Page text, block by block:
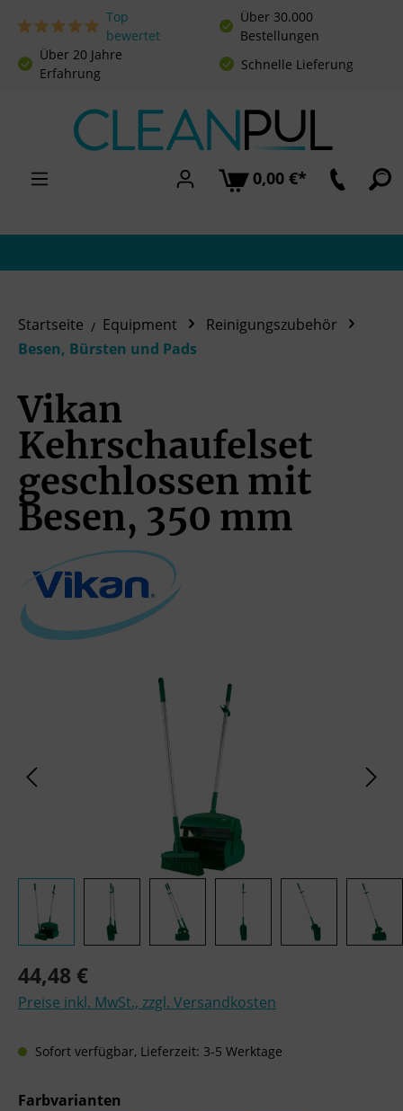
Zum Hauptinhalt springen
Top
bewertet
Über 30.000
Bestellungen
Über 20 Jahre
Erfahrung
Schnelle Lieferung
0,00 €*
Startseite Equipment
Reinigungszubehör
Besen, Bürsten und Pads
Vikan
Kehrschaufelset
geschlossen mit
Besen, 350 mm
Bildergalerie überspringen
Regulärer Preis:
44,48 €
Preise inkl. MwSt., zzgl. Versandkosten
Sofort verfügbar, Lieferzeit: 3-5 Werktage
Farbvarianten